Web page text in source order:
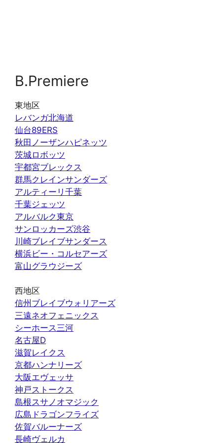
B.Premiere
東地区
レバンガ北海道
仙台89ERS
秋田ノーザンハピネッツ
茨城ロボッツ
宇都宮ブレックス
群馬クレインサンダーズ
アルティーリ千葉
千葉ジェッツ
アルバルク東京
サンロッカーズ渋谷
川崎ブレイブサンダース
横浜ビー・コルセアーズ
富山グラウジーズ
西地区
信州ブレイブウォリアーズ
三遠ネオフェニックス
シーホース三河
名古屋D
滋賀レイクス
京都ハンナリーズ
大阪エヴェッサ
神戸ストークス
島根スサノオマジック
広島ドラゴンフライズ
佐賀バルーナーズ
長崎ヴェルカ